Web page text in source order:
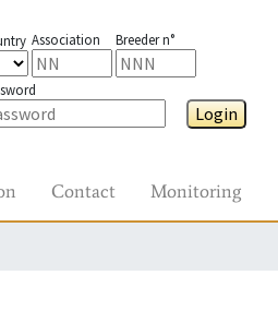
Association Breeder n°
Login
Contact Monitoring